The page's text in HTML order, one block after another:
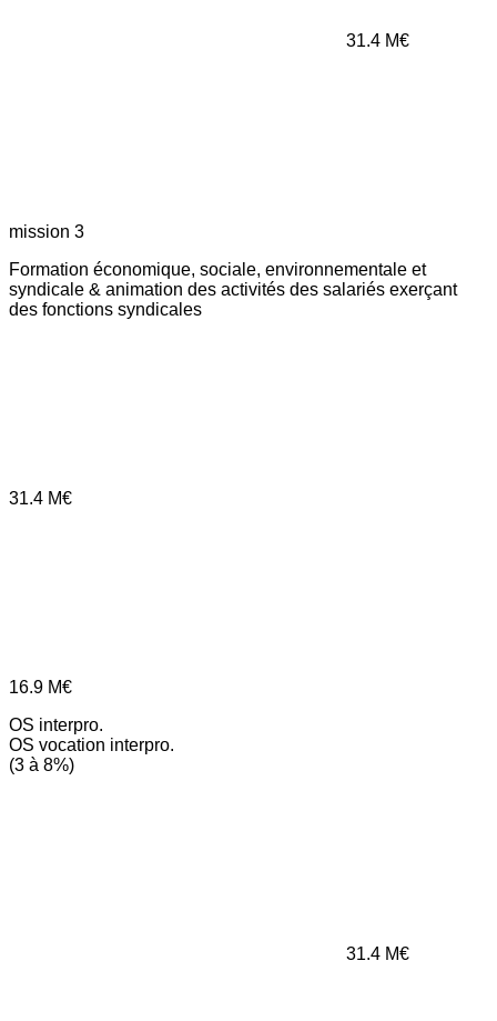
31.4 M€
mission 3
Formation économique, sociale, environnementale et
syndicale & animation des activités des salariés exerçant
des fonctions syndicales
31.4 M€
16.9 M€
OS interpro.
OS vocation interpro.
(3 à 8%)
31.4 M€